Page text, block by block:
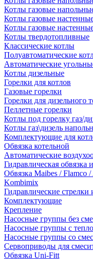
Котлы газовые
Котлы газовые
Котлы газовые
Котлы твердотопливные
Классические котлы
Полуавтоматические
Автоматические
Котлы дизельные
Горелки для котлов
Газовые горелки
Горелки для дизельного
Пеллетные горелки
Котлы под горелку газ/
Котлы газ\дизель
Комплектующие для
Обвязка котельной
Автоматические
Гидравлическая
Обвязка Maibes / Flamco
Kombimix
Гидравлические стрелки
Комплектующие
Крепление
Насосные группы без
Насосные группы с
Насосные группы со
Сервоприводы для
Обвязка Uni-Fitt